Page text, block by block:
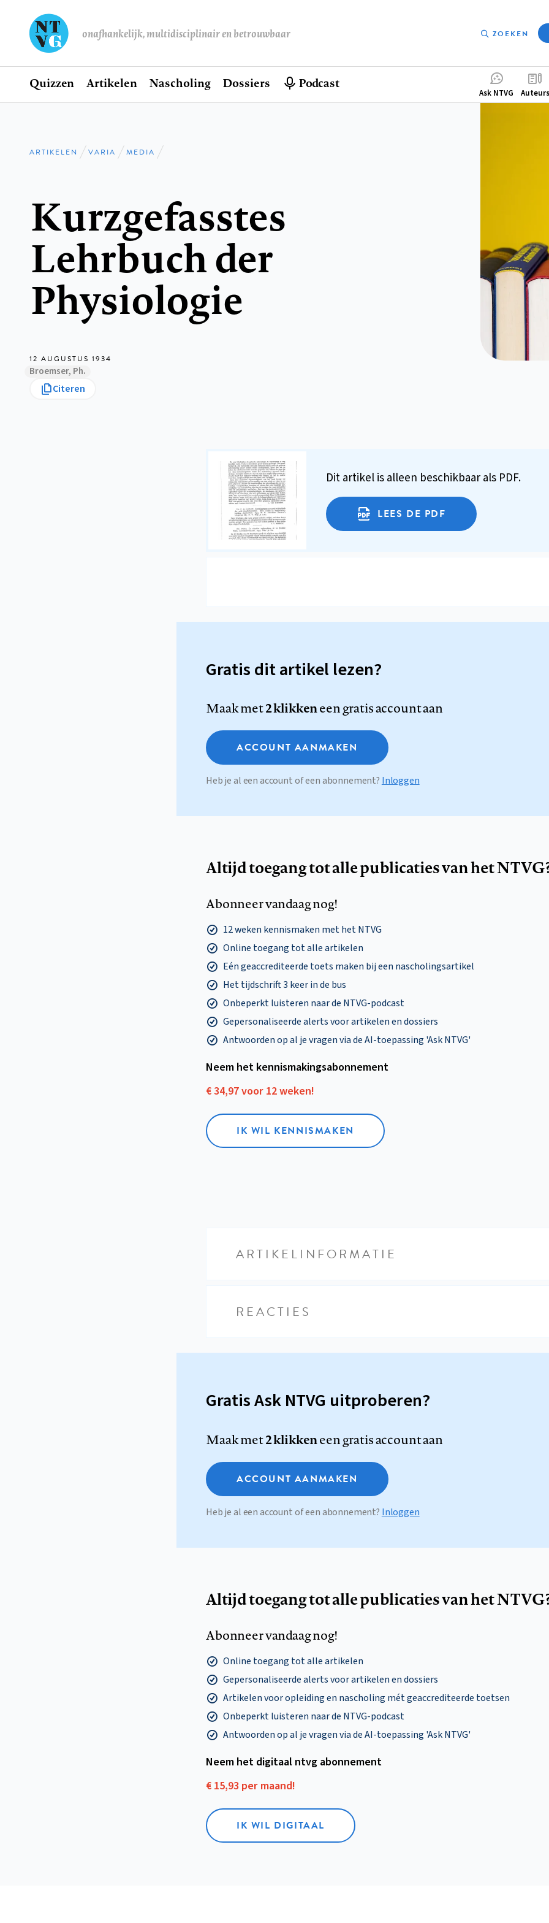
onafhankelijk, multidisciplinair en betrouwbaar ZOEKEN
Hoofdnavigatie
Home
Quizzen Artikelen Nascholing Dossiers Podcast
Ask NTVG Auteurs
Kruimelpad
ARTIKELEN VARIA MEDIA
Kurzgefasstes
Lehrbuch der
Physiologie
12 AUGUSTUS 1934
Broemser, Ph.
Citeren
Dit artikel is alleen beschikbaar als PDF.
LEES DE PDF
Gratis dit artikel lezen?
Maak met2 klikkeneen gratis account aan
ACCOUNT AANMAKEN
Heb je al een account of een abonnement? Inloggen
Altijd toegang tot alle publicaties van het
Abonneer vandaag nog!
12 weken kennismaken met het NTVG
Online toegang tot alle artikelen
Eén geaccrediteerde toets maken bij een nascholingsartikel
Het tijdschrift 3 keer in de bus
Onbeperkt luisteren naar de NTVG-podcast
Gepersonaliseerde alerts voor artikelen en dossiers
Antwoorden op al je vragen via de AI-toepassing 'Ask NTVG'
Neem het kennismakings­abonnement
€ 34,97 voor 12 weken!
IK WIL KENNISMAKEN
ARTIKELINFORMATIE
REACTIES
Gratis Ask NTVG uitproberen?
Maak met2 klikkeneen gratis account aan
ACCOUNT AANMAKEN
Heb je al een account of een abonnement? Inloggen
Altijd toegang tot alle publicaties van het
Abonneer vandaag nog!
Online toegang tot alle artikelen
Gepersonaliseerde alerts voor artikelen en dossiers
Artikelen voor opleiding en nascholing mét geaccrediteerde toetsen
Onbeperkt luisteren naar de NTVG-podcast
Antwoorden op al je vragen via de AI-toepassing 'Ask NTVG'
Neem het digitaal ntvg abonnement
€ 15,93 per maand!
IK WIL DIGITAAL